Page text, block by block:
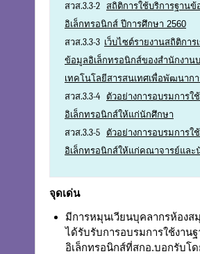
สวส.3.3-2 สถิติการใช้บริการฐานข้
อิเล็กทรอนิกส์ ปีการศึกษา 2560
สวส.3.3-3 เว็บไซต์รายงานสถิติการ
ข้อมูลอิเล็กทรอนิกส์ของสำนักงาน
เทคโนโลยีสารสนเทศเพื่อพัฒนาก
สวส.3.3-4 ตัวอย่างการอบรมการใ
อิเล็กทรอนิกส์ให้แก่นักศึกษา
สวส.3.3-5 ตัวอย่างการอบรมการใ
อิเล็กทรอนิกส์ให้แก่คณาจารย์และ
จุดเด่น
มีการหมุนเวียนบุคลากรห้อง
ได้รับรับการอบรมการใช้งาน
อิเล็กทรอนิกส์ที่สกอ.บอกรับโ